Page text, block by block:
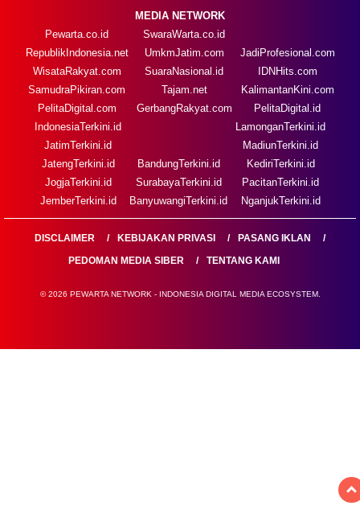
MEDIA NETWORK
Pewarta.co.id
RepublikIndonesia.net
WisataRakyat.com
SamudraPikiran.com
PelitaDigital.com
SwaraWarta.co.id
UmkmJatim.com
SuaraNasional.id
Tajam.net
GerbangRakyat.com
JadiProfesional.com
IDNHits.com
KalimantanKini.com
PelitaDigital.id
IndonesiaTerkini.id
JatimTerkini.id
JatengTerkini.id
JogjaTerkini.id
JemberTerkini.id
BandungTerkini.id
SurabayaTerkini.id
BanyuwangiTerkini.id
LamonganTerkini.id
MadiunTerkini.id
KediriTerkini.id
PacitanTerkini.id
NganjukTerkini.id
DISCLAIMER KEBIJAKAN PRIVASI
PASANG IKLAN
PEDOMAN MEDIA SIBER
TENTANG KAMI
© 2026 PEWARTA NETWORK - INDONESIA DIGITAL MEDIA ECOSYSTEM.